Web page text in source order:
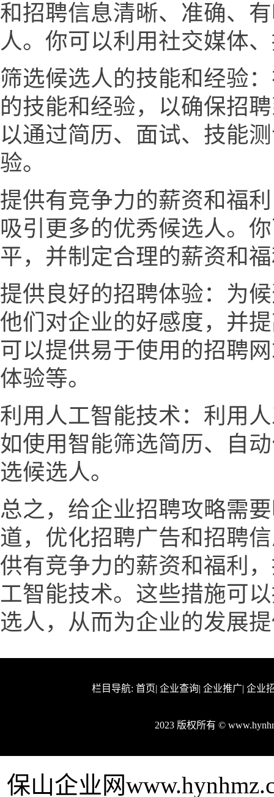
和招聘信息清晰、准确、
人。你可以利用社交媒体
筛选候选人的技能和经验
的技能和经验，以确保招
以通过简历、面试、技能
验。
提供有竞争力的薪资和福
吸引更多的优秀候选人。
平，并制定合理的薪资和
提供良好的招聘体验：为
他们对企业的好感度，并
可以提供易于使用的招聘
体验等。
利用人工智能技术：利用
如使用智能筛选简历、自
选候选人。
总之，给企业招聘攻略需
道，优化招聘广告和招聘
供有竞争力的薪资和福利
工智能技术。这些措施可
选人，从而为企业的发展
栏目导航: 首页| 企业查询| 企业推广| 企业
2023 版权所有 ©
保山企业网